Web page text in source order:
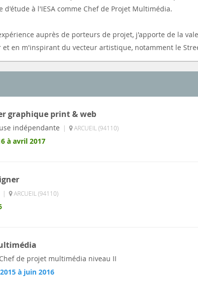
d'étude à l'IESA comme Chef de Projet Multimédia.
auprès de porteurs de projet, j'apporte de la
en m'inspirant du vecteur artistique, notamment le
graphique print & web
indépendante | ARCUEIL (94110)
à avril 2017
| ARCUEIL (94110)
de projet multimédia niveau II
à juin 2016